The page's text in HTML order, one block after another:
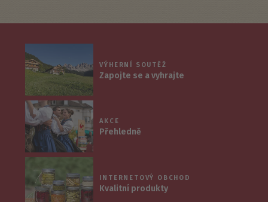
VÝHERNÍ SOUTĚŽ
Zapojte se a vyhrajte
AKCE
Přehledně
INTERNETOVÝ OBCHOD
Kvalitní produkty